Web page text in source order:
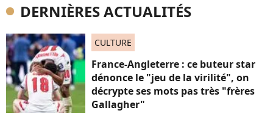
DERNIÈRES ACTUALITÉS
CULTURE
France-Angleterre : ce buteur star
dénonce le "jeu de la virilité", on
décrypte ses mots pas très "frères
Gallagher"